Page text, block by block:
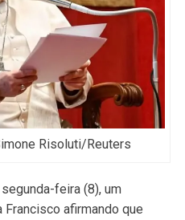
Risoluti/Reuters
feira (8), um
afirmando que